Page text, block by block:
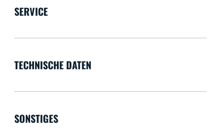
SERVICE
TECHNISCHE DATEN
SONSTIGES